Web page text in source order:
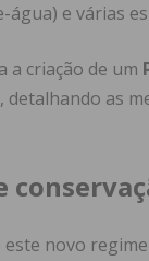
água) e várias
a criação de um
as
novo